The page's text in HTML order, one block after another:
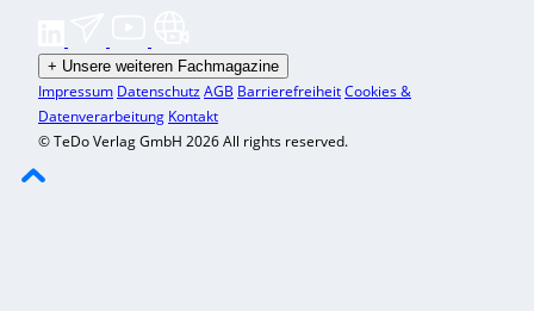
+ Unsere weiteren Fachmagazine
Impressum DatenschutzAGB BarrierefreiheitCookies &
Datenverarbeitung Kontakt
© TeDo Verlag GmbH 2026 All rights reserved.